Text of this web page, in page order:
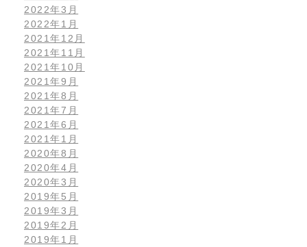
2022年3月
2022年1月
2021年12月
2021年11月
2021年10月
2021年9月
2021年8月
2021年7月
2021年6月
2021年1月
2020年8月
2020年4月
2020年3月
2019年5月
2019年3月
2019年2月
2019年1月